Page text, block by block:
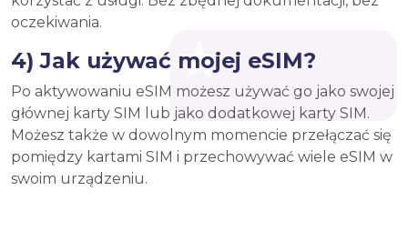
oczekiwania.
4) Jak używać mojej eSIM?
Po aktywowaniu eSIM możesz używać go jako swojej
głównej karty SIM lub jako dodatkowej karty SIM.
Możesz także w dowolnym momencie przełączać się
pomiędzy kartami SIM i przechowywać wiele eSIM w
swoim urządzeniu.